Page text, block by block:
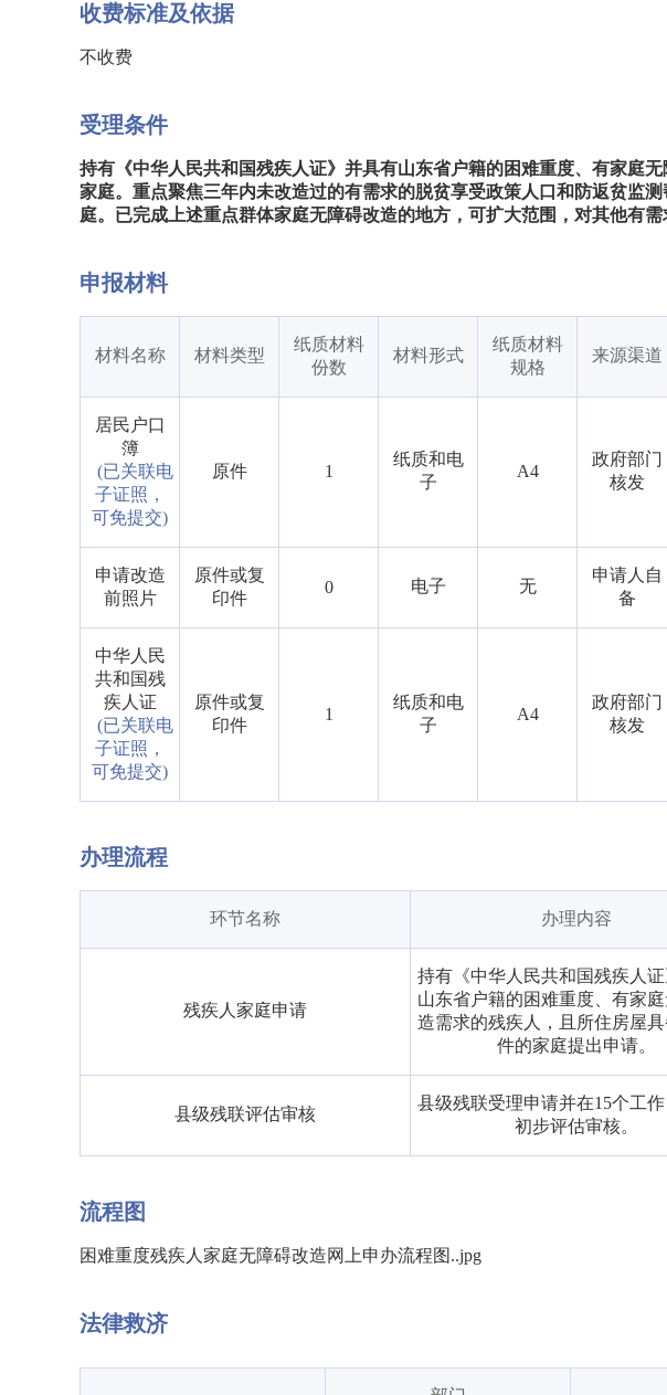
收费标准及依据
不收费
受理条件
持有《中华人民共和国残疾人证》并具有山东省户籍的困难重度、有家庭
家庭。重点聚焦三年内未改造过的有需求的脱贫享受政策人口和防返贫监
庭。已完成上述重点群体家庭无障碍改造的地方，可扩大范围，对其他有需
申报材料
材料名称 材料类型
纸质材料
份数
材料形式
纸质材料
规格
来源渠道
居民户口
簿
(已关联电
子证照，
可免提交)
原件 1
纸质和电
子
A4
政府部门
核发
申请改造
前照片
原件或复
印件
0 电子 无
申请人自
备
中华人民
共和国残
疾人证
(已关联电
子证照，
可免提交)
原件或复
印件
1
纸质和电
子
A4
政府部门
核发
办理流程
环节名称 办理内容
残疾人家庭申请
持有《中华人民共和国残疾人
山东省户籍的困难重度、有家
造需求的残疾人，且所住房屋
件的家庭提出申请。
县级残联评估审核
县级残联受理申请并在15个工
初步评估审核。
流程图
困难重度残疾人家庭无障碍改造网上申办流程图..jpg
法律救济